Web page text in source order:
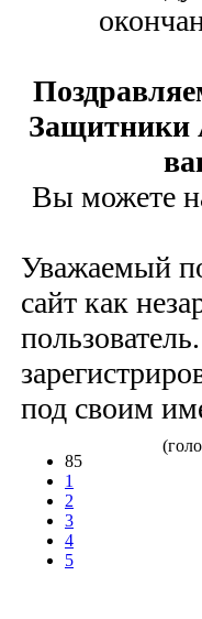
Защитники
Вы можете
Уважаемый
сайт как
под своим
85
1
2
3
4
5